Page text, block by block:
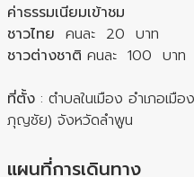
ค่าธรรมเนียมเข้าชม
ชาวไทย คนละ 20 บาท
ชาวต่างชาติ คนละ 100 บาท
ที่ตั้ง : ตำบลในเมือง อำเภอเมื
ภุญชัย) จังหวัดลำพูน
แผนที่การเดินทาง